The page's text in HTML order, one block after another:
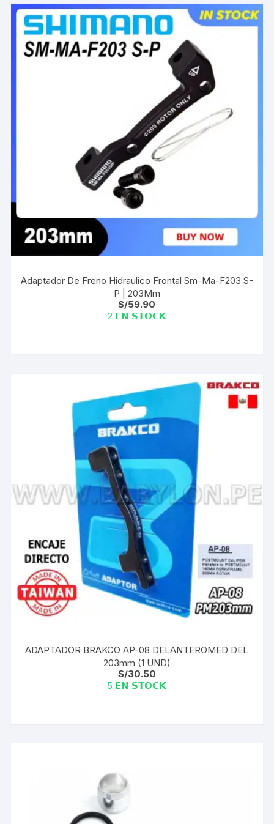
Adaptador De Freno Hidraulico Frontal Sm-Ma-F203 S-
P | 203Mm
S/59.90
2 𝗘𝗡 𝗦𝗧𝗢𝗖𝗞
ADAPTADOR BRAKCO AP-08 DELANTEROMED DEL
203mm (1 UND)
S/30.50
5 𝗘𝗡 𝗦𝗧𝗢𝗖𝗞